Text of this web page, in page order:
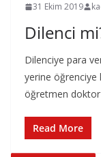
31 Ekim 2019
Dilenci
Dilenciye para
yerine öğrenciye
öğretmen doktor
Read More